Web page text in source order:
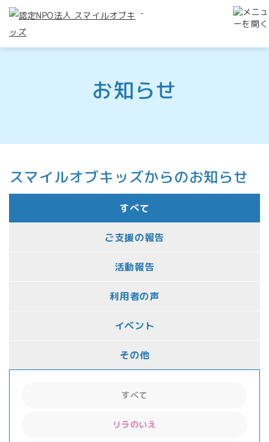
-
お知らせ
スマイルオブキッズからのお知らせ
すべて
ご支援の報告
活動報告
利用者の声
イベント
その他
すべて
リラのいえ